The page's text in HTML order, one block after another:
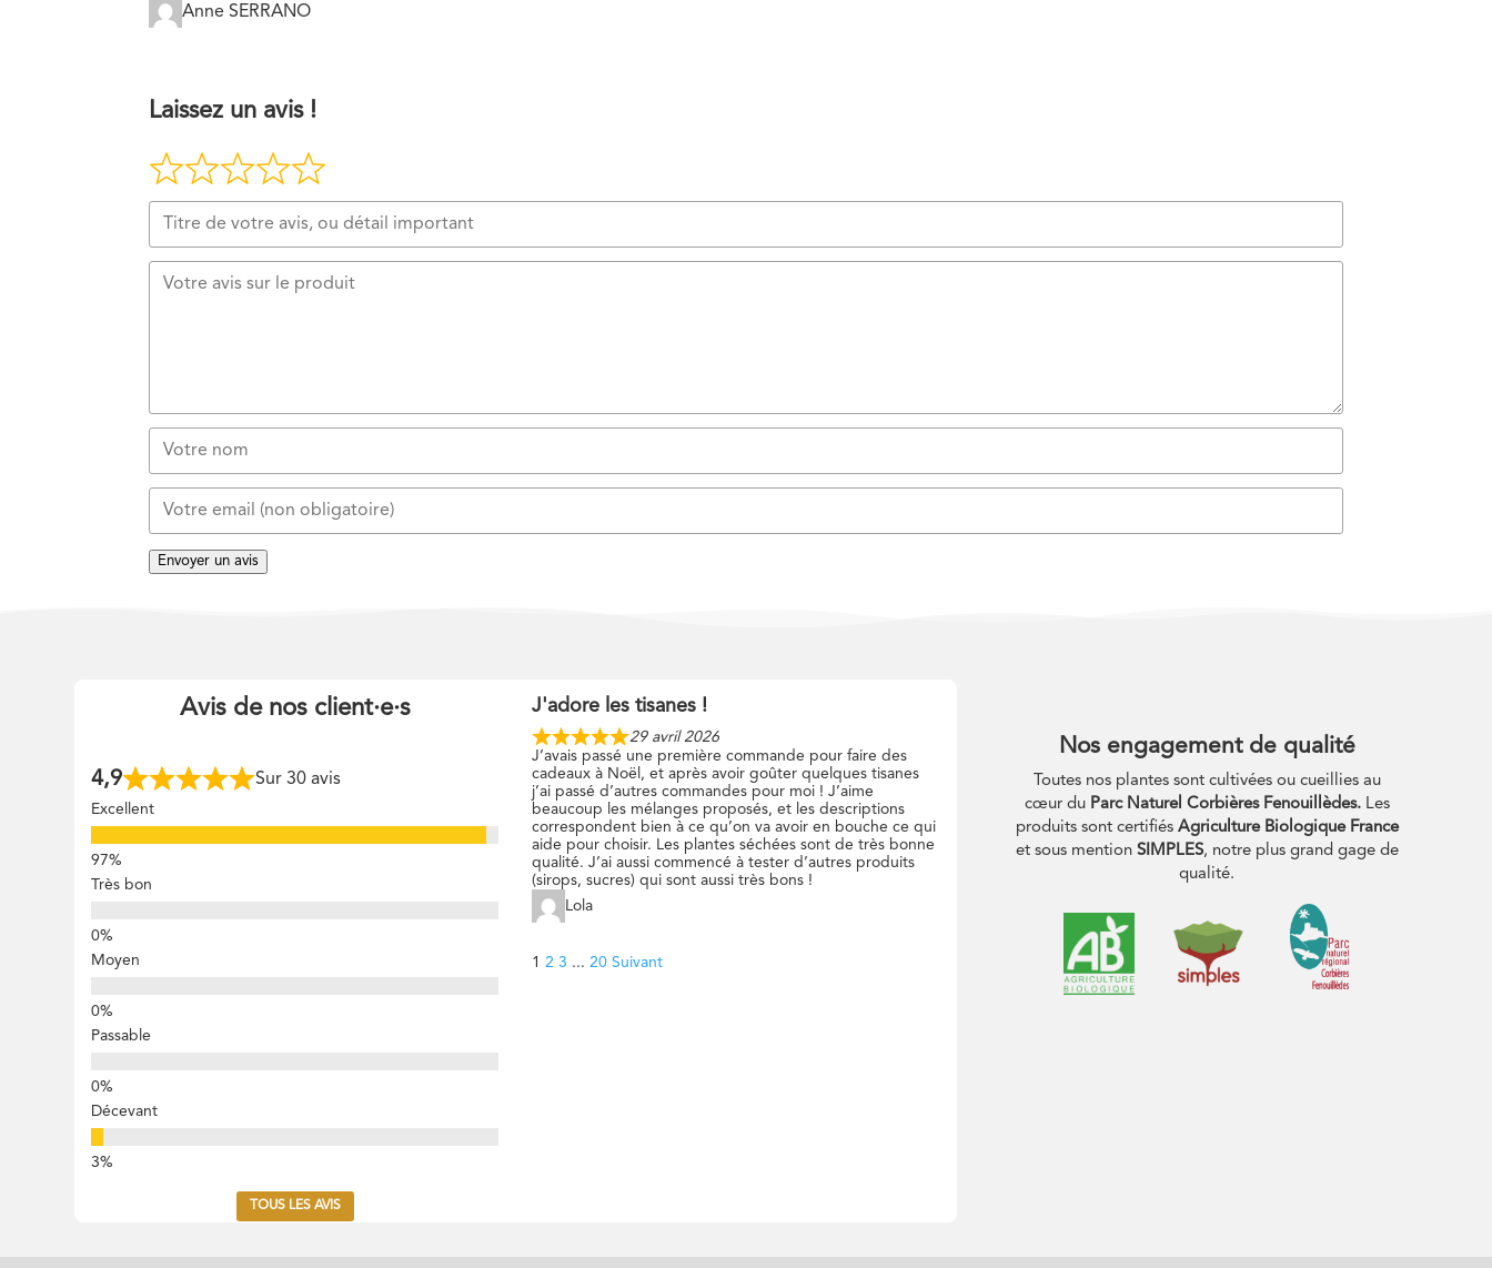
Anne SERRANO
Laissez un avis !
Envoyer un avis
Avis de nos client·e·s
4,9 Sur 30 avis
Excellent
Très bon
Moyen
Passable
Décevant
TOUS LES AVIS
J'adore les tisanes !
29 avril 2026
J’avais passé une première commande pour faire des
cadeaux à Noël, et après avoir goûter quelques tisanes
j’ai passé d’autres commandes pour moi ! J’aime
beaucoup les mélanges proposés, et les descriptions
correspondent bien à ce qu’on va avoir en bouche ce qui
aide pour choisir. Les plantes séchées sont de très bonne
qualité. J’ai aussi commencé à tester d’autres produits
(sirops, sucres) qui sont aussi très bons !
Lola
Navigation
Page
1 Page
2 Page
3 ... Page
20 Suivant
Nos engagement de qualité
Toutes nos plantes sont cultivées ou cueillies au
cœur du Parc Naturel Corbières Fenouillèdes.Les
produits sont certifiésAgriculture Biologique France
et sous mention SIMPLES, notre plus grand gage de
qualité.